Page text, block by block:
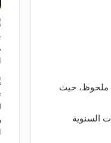
ملحوظ، حيث
السنوية